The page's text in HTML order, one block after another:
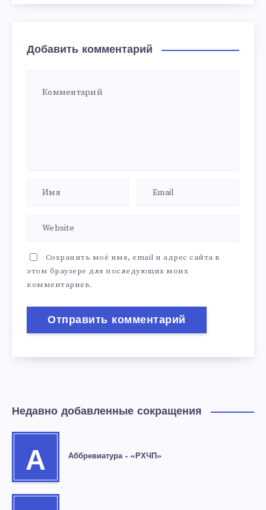
Добавить комментарий
Сохранить моё имя, email и адрес сайта в
этом браузере для последующих моих
комментариев.
Недавно добавленные сокращения
А Аббревиатура – «РХЧП»